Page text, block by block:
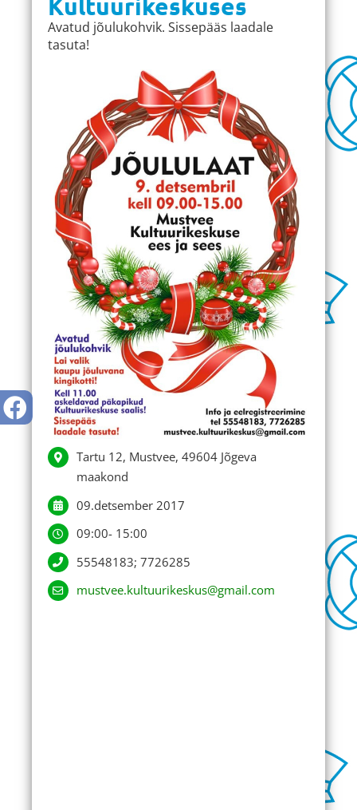
Avatud jõulukohvik. Sissepääs laadale
tasuta!
Tartu 12, Mustvee, 49604 Jõgeva
maakond
09.detsember 2017
09:00- 15:00
55548183; 7726285
mustvee.kultuurikeskus@gmail.com